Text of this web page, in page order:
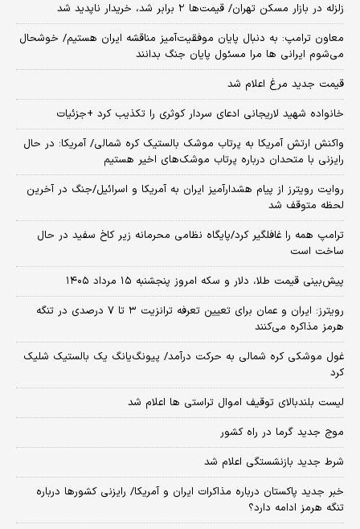
زلزله در بازار مسکن تهران/ قیمت‌ها ۲ برابر شد، خریدار ناپدید شد
معاون ترامپ: به دنبال پایان موفقیت‌آمیز مناقشه ایران هستیم/ خوشحال
می‌شوم ایرانی ها مرا مسئول پایان جنگ بدانند
قیمت جدید مرغ اعلام شد
خانواده شهید لاریجانی ادعای سردار کوثری را تکذیب کرد +جزئیات
واکنش ارتش آمریکا به پرتاب موشک بالستیک کره شمالی/ آمریکا: در حال
رایزنی با متحدان درباره پرتاب موشک‌های اخیر هستیم
روایت رویترز از پیام هشدارآمیز ایران به آمریکا و اسرائیل/جنگ در آخرین
لحظه متوقف شد
ترامپ همه را غافلگیر کرد/پایگاه نظامی محرمانه زیر کاخ سفید در حال
ساخت است
پیش‌بینی قیمت طلا، دلار و سکه امروز پنجشنبه ۱۵ مرداد ۱۴۰۵
رویترز: ایران و عمان برای تعیین تعرفه ترانزیت ۳ تا ۷ درصدی در تنگه
هرمز مذاکره می‌کنند
غول موشکی کره شمالی به حرکت درآمد/ پیونگ‌یانگ یک بالستیک شلیک
کرد
لیست بلندبالای توقیف اموال تراستی ها اعلام شد
موج جدید گرما در راه کشور
شرط جدید بازنشستگی اعلام شد
خبر جدید پاکستان درباره مذاکرات ایران و آمریکا/ رایزنی کشورها درباره
تنگه هرمز ادامه دارد؟